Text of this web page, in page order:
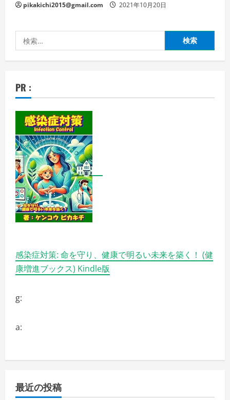
pikakichi2015@gmail.com 2021年10月20日
索:
PR :
感染症対策: 命を守り、健康で明るい未来を築く！ (健
康増進ブックス) Kindle版
g:
a:
最近の投稿